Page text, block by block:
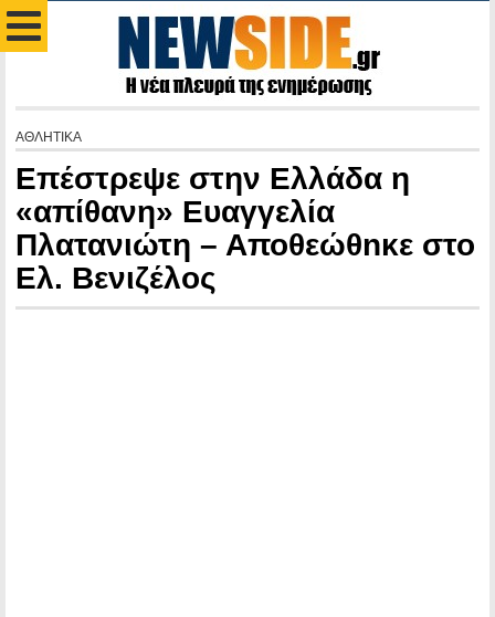
ΑΘΛΗΤΙΚΑ
Επέστρεψε στην Ελλάδα η
«απίθανη» Ευαγγελία
Πλατανιώτη – Αποθεώθnκε στο
Ελ. Βενιζέλος